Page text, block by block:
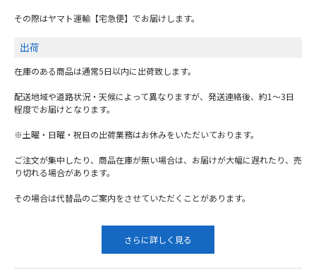
その際はヤマト運輸【宅急便】でお届けします。
出荷
在庫のある商品は通常5日以内に出荷致します。
配送地域や道路状況・天候によって異なりますが、発送連絡後、約1～3日
程度でお届けとなります。
※土曜・日曜・祝日の出荷業務はお休みをいただいております。
ご注文が集中したり、商品在庫が無い場合は、お届けが大幅に遅れたり、売
り切れる場合があります。
その場合は代替品のご案内をさせていただくことがあります。
さらに詳しく見る